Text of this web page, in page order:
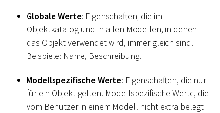
Globale Werte: Eigenschaften, die im
Objektkatalog und in allen Modellen, in denen
das Objekt verwendet wird, immer gleich sind.
Beispiele: Name, Beschreibung.
Modellspezifische Werte: Eigenschaften, die nur
für ein Objekt gelten. Modellspezifische Werte, die
vom Benutzer in einem Modell nicht extra belegt